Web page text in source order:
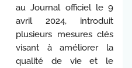
au Journal officiel le 9
avril 2024, introduit
plusieurs mesures clés
visant à améliorer la
qualité de vie et le